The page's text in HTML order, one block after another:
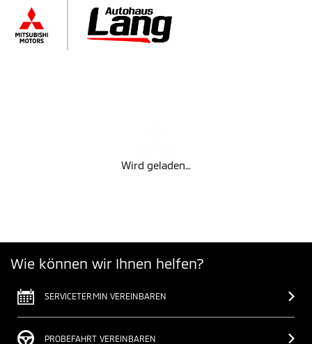
Wird geladen…
Wie können wir Ihnen helfen?
SERVICETERMIN VEREINBAREN
PROBEFAHRT VEREINBAREN